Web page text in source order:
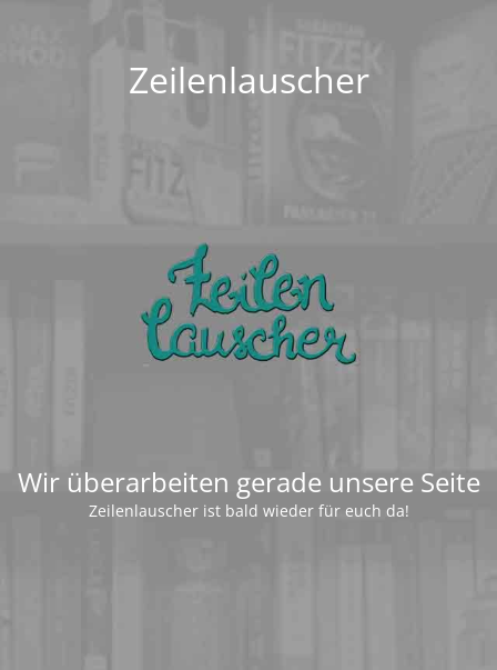
Zeilenlauscher
Wir überarbeiten gerade unsere Seite
Zeilenlauscher ist bald wieder für euch da!